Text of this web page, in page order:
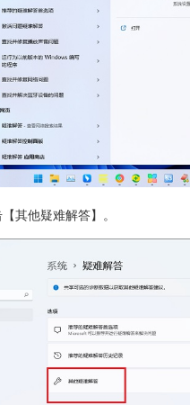
他疑难解答】。